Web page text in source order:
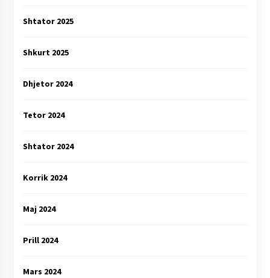
Shtator 2025
Shkurt 2025
Dhjetor 2024
Tetor 2024
Shtator 2024
Korrik 2024
Maj 2024
Prill 2024
Mars 2024